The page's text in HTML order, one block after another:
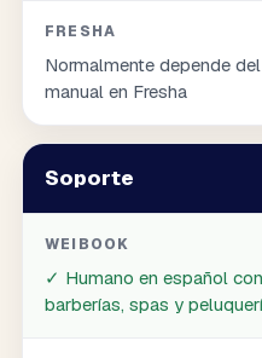
FRESHA
Normalmente depende
manual en Fresha
Soporte
WEIBOOK
✓ Humano en español
barberías, spas y